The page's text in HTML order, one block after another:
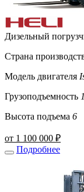
Дизельный
Страна
Модель двигателя
Грузоподъемность
Высота подъема 6
от 1 100 000 ₽
Подробнее